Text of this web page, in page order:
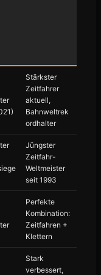
Stärkster
Zeitfahrer
aktuell,
Bahnweltrek
ordhalter
Jüngster
Zeitfahr-
Weltmeister
seit 1993
Perfekte
Kombination:
Zeitfahren +
Klettern
Stark
verbessert,